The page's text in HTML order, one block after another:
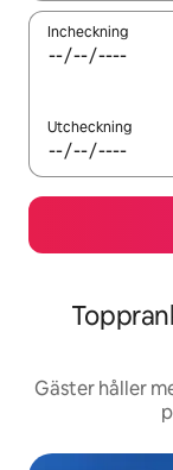
Incheckning
Utcheckning
Gäster håller